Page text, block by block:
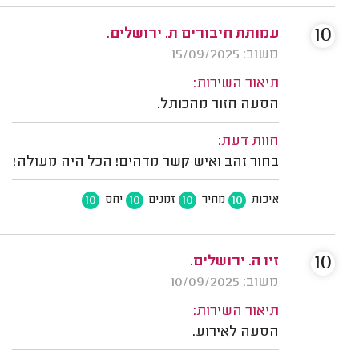
עמותת חיבורים ת. ירושלים.
משוב: 15/09/2025
תיאור השירות:
הסעה חזור מהכותל.
חוות דעת:
בחור זהב ואיש קשר מדהים! הכל היה מעולה!
איכות 10 מחיר 10 זמנים 10 יחס 10
10
זיו ה. ירושלים.
משוב: 10/09/2025
תיאור השירות:
הסעה לאירוע.
10